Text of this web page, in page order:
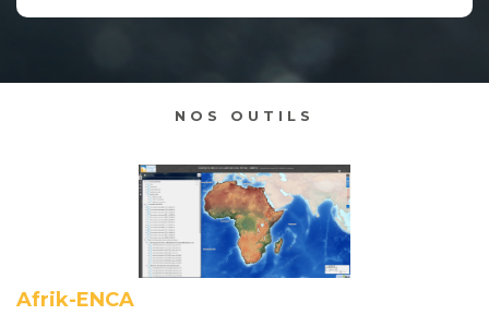
NOS OUTILS
Afrik-ENCA